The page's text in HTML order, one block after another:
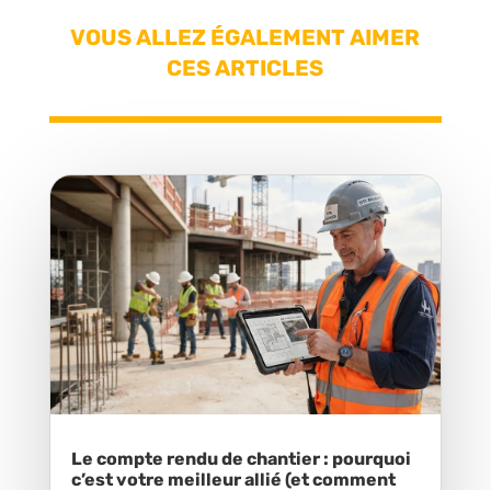
VOUS ALLEZ ÉGALEMENT AIMER
CES ARTICLES
Le compte rendu de chantier : pourquoi
c’est votre meilleur allié (et comment